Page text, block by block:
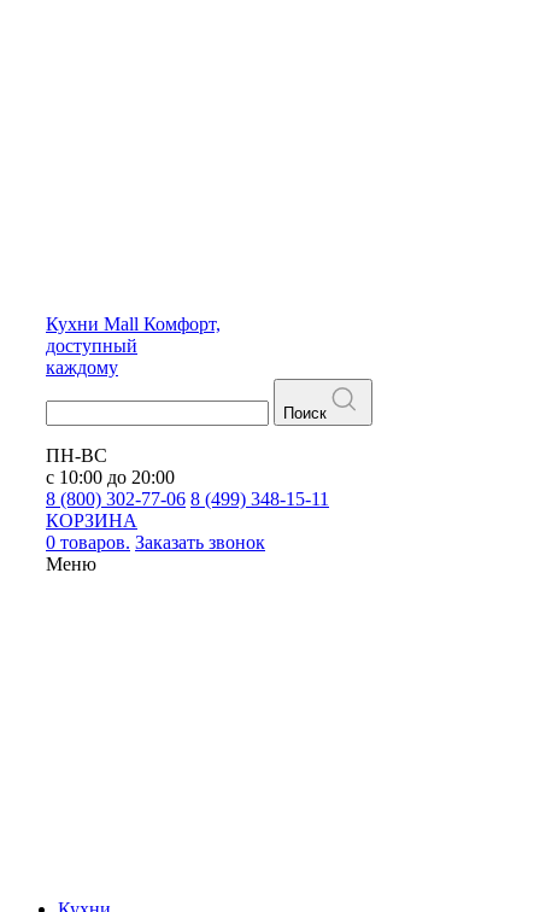
Кухни Mall Комфорт,
доступный
каждому
Поиск
ПН-ВС
с 10:00 до 20:00
8 (800) 302-77-06 8 (499) 348-15-11
КОРЗИНА
0 товаров. Заказать звонок
Меню